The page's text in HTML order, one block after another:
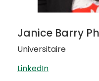
Janice Barry
Universitaire
LinkedIn